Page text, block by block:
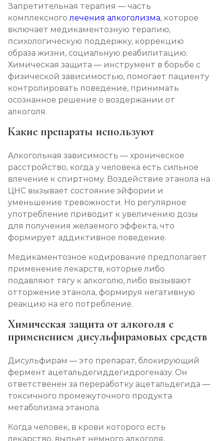
Кодирование тройной блок
от 5 700 ₽ Записаться
Химический блок от алкоголизма
от 2 850 ₽ Записаться
Вшивание Торпедо
от 1 800 ₽ Записаться
Мотивация на лечение алкоголизма
от 2 150 ₽ Записаться
Лечение алкоголизма на дому
Лечение алкоголизма амбулаторно
от 1 100 ₽ Записаться
Лечение алкоголизма в стационаре (сутки)
от 2 500 ₽ Записаться
Лечение пивного алкоголизма
от 2 500 ₽ Записаться
Лечение винного алкоголизма
от 2 500 ₽ Записаться
Запретительная терапия — часть
комплексноголечения алкоголизма, которое
включает медикаментозную терапию,
психологическую поддержку, коррекцию
образа жизни, социальную реабилитацию.
Химическая защита — инструмент в борьбе с
физической зависимостью, помогает пациенту
контролировать поведение, принимать
осознанное решение о воздержании от
алкоголя.
Какие препараты используют
Алкогольная зависимость — хроническое
расстройство, когда у человека есть сильное
влечение к спиртному. Воздействие этанола на
ЦНС вызывает состояние эйфории и
уменьшение тревожности. Но регулярное
употребление приводит к увеличению дозы
для получения желаемого эффекта, что
формирует аддиктивное поведение.
Медикаментозное кодирование предполагает
применение лекарств, которые либо
подавляют тягу к алкоголю, либо вызывают
отторжение этанола, формируя негативную
реакцию на его потребление.
Химическая защита от алкоголя с
применением дисульфирамовых средств
Дисульфирам — это препарат, блокирующий
фермент ацетальдегиддегидрогеназу. Он
ответственен за переработку ацетальдегида —
токсичного промежуточного продукта
метаболизма этанола.
Когда человек, в крови которого есть
лекарство, выпьет немного алкоголя,